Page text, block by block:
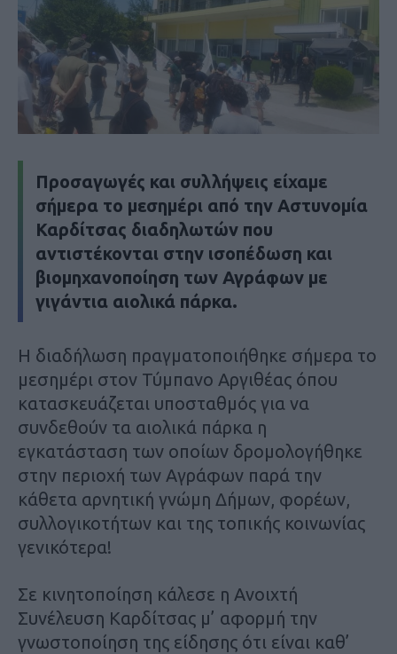
Προσαγωγές και συλλήψεις είχαμε
σήμερα το μεσημέρι από την Αστυνομία
Καρδίτσας διαδηλωτών που
αντιστέκονται στην ισοπέδωση και
βιομηχανοποίηση των Αγράφων με
γιγάντια αιολικά πάρκα.
Η διαδήλωση πραγματοποιήθηκε σήμερα το
μεσημέρι στον Τύμπανο Αργιθέας όπου
κατασκευάζεται υποσταθμός για να
συνδεθούν τα αιολικά πάρκα η
εγκατάσταση των οποίων δρομολογήθηκε
στην περιοχή των Αγράφων παρά την
κάθετα αρνητική γνώμη Δήμων, φορέων,
συλλογικοτήτων και της τοπικής κοινωνίας
γενικότερα!
Σε κινητοποίηση κάλεσε η Ανοιχτή
Συνέλευση Καρδίτσας μ’ αφορμή την
γνωστοποίηση της είδησης ότι είναι καθ’